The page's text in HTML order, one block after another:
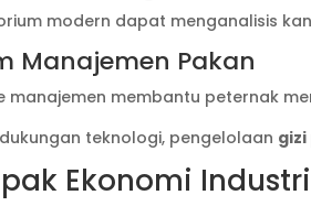
modern dapat menganalisis
Manajemen Pakan
manajemen membantu peternak
teknologi, pengelolaan
Ekonomi